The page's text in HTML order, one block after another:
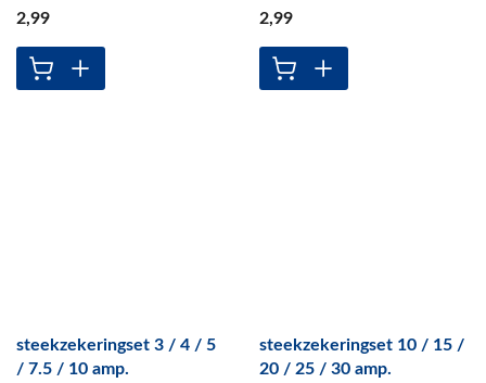
2,99
2,99
steekzekeringset 3 / 4 / 5
/ 7.5 / 10 amp.
steekzekeringset 10 / 15 /
20 / 25 / 30 amp.